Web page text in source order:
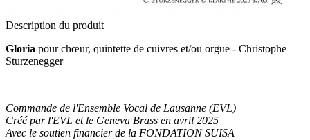
Description du produit
Gloria pour chœur, quintette de cuivres et/ou orgue - Christophe
Sturzenegger
Commande de l'Ensemble Vocal de Lausanne (EVL)
Créé par l'EVL et le Geneva Brass en avril 2025
Avec le soutien financier de la FONDATION SUISA